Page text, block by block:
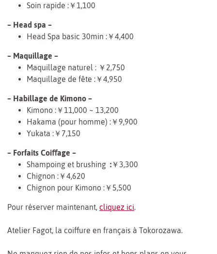
Soin rapide : ￥1,100
– Head spa –
Head Spa basic 30min :￥4,400
– Maquillage –
Maquillage naturel : ￥2,750
Maquillage de fête :￥4,950
– Habillage de Kimono –
Kimono :￥11,000 ~ 13,200
Hakama (pour homme) :￥9,900
Yukata :￥7,150
– Forfaits Coiﬀage –
Shampoing et brushing : ￥3,300
Chignon :￥4,620
Chignon pour Kimono :￥5,500
Pour réserver maintenant, cliquez ici.
Atelier Fagot, la coiffure en français à Tokorozawa.